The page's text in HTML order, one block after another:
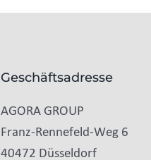
Geschäftsadresse
AGORA GROUP
Franz-Rennefeld-Weg 6
40472 Düsseldorf